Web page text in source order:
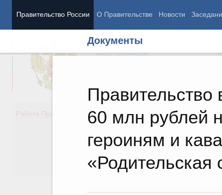
Правительство России О Правительстве Новости
Документы
60 млн рублей
героиням и
«Родительская
Председатель Правительства
Вице-премьеры
Работа Правительства
Демография
Здоровье
Культура
Государство